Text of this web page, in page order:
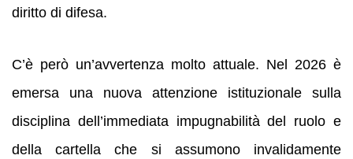
diritto di difesa.
C’è però un’avvertenza molto attuale. Nel 2026 è
emersa una nuova attenzione istituzionale sulla
disciplina dell’immediata impugnabilità del ruolo e
della cartella che si assumono invalidamente